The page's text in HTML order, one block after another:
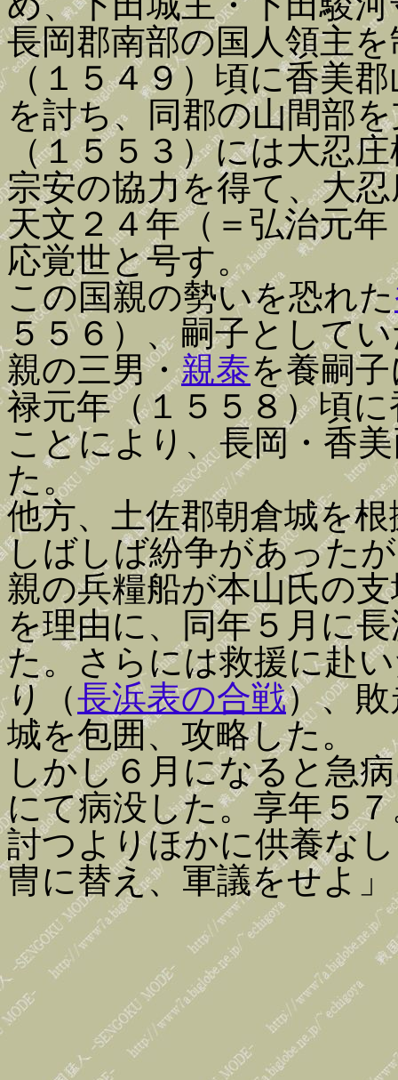
長岡郡南部の国人領主
（１５４９）頃に香美
を討ち、同郡の山間部
（１５５３）には大忍
宗安の協力を得て、大
天文２４年（＝弘治元
応覚世と号す。
この国親の勢いを恐れた
５５６）、嗣子として
親の三男・親泰を養嗣
禄元年（１５５８）頃
ことにより、長岡・香
た。
他方、土佐郡朝倉城を
しばしば紛争があった
親の兵糧船が本山氏の
を理由に、同年５月に
た。さらには救援に赴
り（長浜表の合戦）、
城を包囲、攻略した。
しかし６月になると急
にて病没した。享年５
討つよりほかに供養な
冑に替え、軍議をせよ